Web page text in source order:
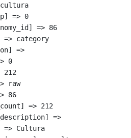
=> 0
=> 86
=> category
=>
0
212
raw
86
=> 212
=>
=> Cultura